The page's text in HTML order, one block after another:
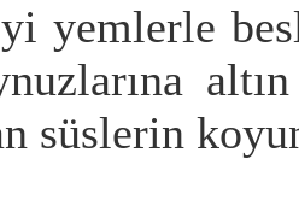
yemlerle
süslerin